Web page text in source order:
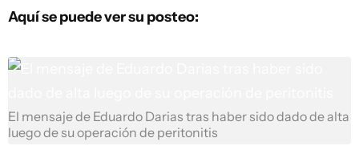
Aquí se puede ver su posteo:
El mensaje de Eduardo Darias tras haber sido dado de alta
luego de su operación de peritonitis